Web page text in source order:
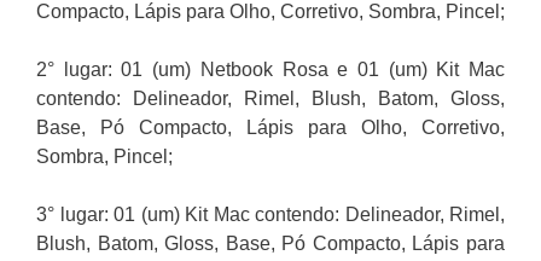
Compacto, Lápis para Olho, Corretivo, Sombra, Pincel;
2° lugar: 01 (um) Netbook Rosa e 01 (um) Kit Mac
contendo: Delineador, Rimel, Blush, Batom, Gloss,
Base, Pó Compacto, Lápis para Olho, Corretivo,
Sombra, Pincel;
3° lugar: 01 (um) Kit Mac contendo: Delineador, Rimel,
Blush, Batom, Gloss, Base, Pó Compacto, Lápis para